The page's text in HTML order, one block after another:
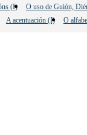
(I)
O uso de Guión,
A acentuación (I) O